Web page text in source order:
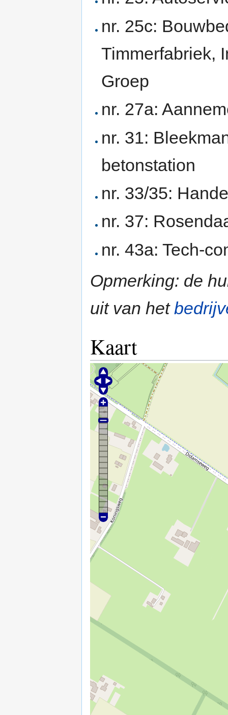
nr. 25c:
Timmerfabriek,
Groep
nr. 27a:
nr. 31:
betonstation
nr. 33/35:
nr. 37:
nr. 43a: Tech-
Opmerking: de
uit van het
Kaart